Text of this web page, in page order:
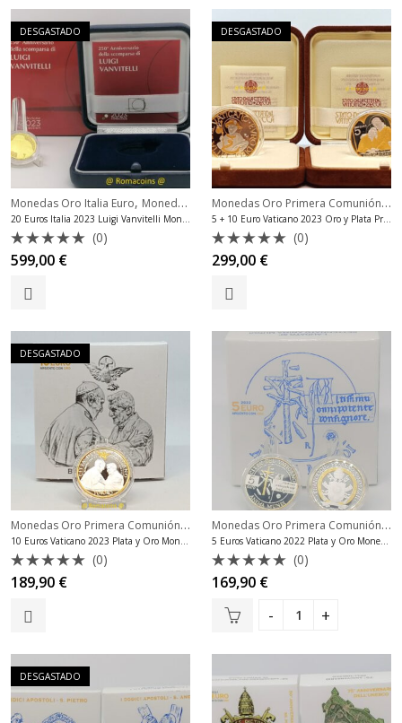
DESGASTADO
Monedas Oro Italia Euro, Monedas Oro Primera Comunión
20 Euros Italia 2023 Luigi Vanvitelli Moneda Oro
Valorado
con
de
(0)
599,00 €
DESGASTADO
Monedas Oro Primera Comunión
,
5 + 10 Euro Vaticano 2023 Oro y Plata Proof
Valorado
con
de
(0)
299,00 €
DESGASTADO
Monedas Oro Primera Comunión
,Monedas Plata Vaticano Euro
10 Euros Vaticano 2023 Plata y Oro Moneda Benedicto XVI
Valorado
con
de
(0)
189,90 €
Monedas Oro Primera Comunión
,
5 Euros Vaticano 2022 Plata y Oro Moneda Laudato Sì
Valorado
con
de
(0)
169,90 €
DESGASTADO